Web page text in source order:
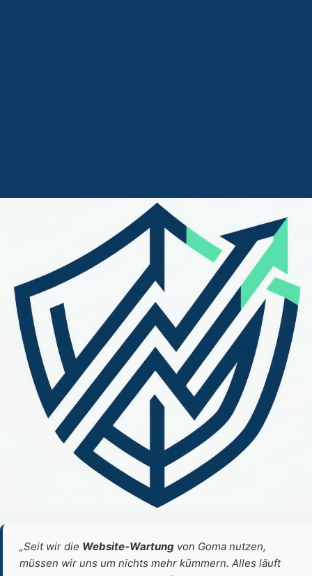
„Seit wir die Website‑Wartung von Goma nutzen,
müssen wir uns um nichts mehr kümmern. Alles läuft